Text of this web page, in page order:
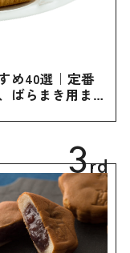
め40選｜定番
ばらまき用まで
3rd